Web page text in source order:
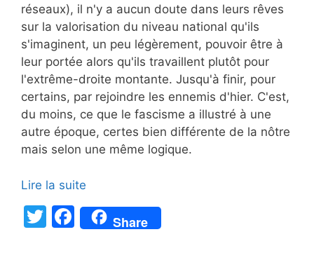
réseaux), il n'y a aucun doute dans leurs rêves
sur la valorisation du niveau national qu'ils
s'imaginent, un peu légèrement, pouvoir être à
leur portée alors qu'ils travaillent plutôt pour
l'extrême-droite montante. Jusqu'à finir, pour
certains, par rejoindre les ennemis d'hier. C'est,
du moins, ce que le fascisme a illustré à une
autre époque, certes bien différente de la nôtre
mais selon une même logique.
Lire la suite
T
F
a
Share